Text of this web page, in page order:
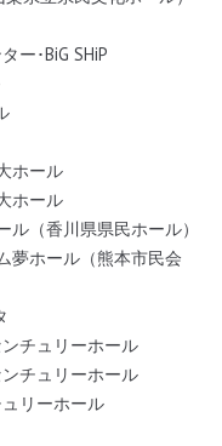
ー･BiG SHiP
ホール
ホール
（香川県県民ホール）
夢ホール（熊本市民会
チュリーホール
チュリーホール
リーホール